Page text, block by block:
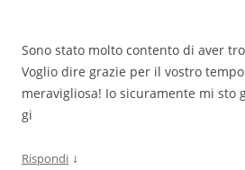
Sono stato molto contento di aver
Voglio dire grazie per il vostro
meravigliosa! Io sicuramente mi sto
gi
Rispondi ↓